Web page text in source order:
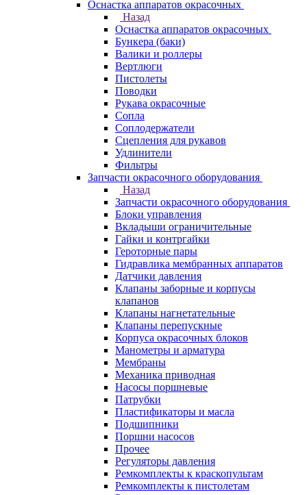
Оснастка аппаратов окрасочных
Назад
Оснастка аппаратов окрасочных
Бункера (баки)
Валики и роллеры
Вертлюги
Пистолеты
Поводки
Рукава окрасочные
Сопла
Соплодержатели
Сцепления для рукавов
Удлинители
Фильтры
Запчасти окрасочного оборудования
Назад
Запчасти окрасочного оборудования
Блоки управления
Вкладыши ограничительные
Гайки и контргайки
Героторные пары
Гидравлика мембранных аппаратов
Датчики давления
Клапаны заборные и корпусы
клапанов
Клапаны нагнетательные
Клапаны перепускные
Корпуса окрасочных блоков
Манометры и арматура
Мембраны
Механика приводная
Насосы поршневые
Патрубки
Пластификаторы и масла
Подшипники
Поршни насосов
Прочее
Регуляторы давления
Ремкомплекты к краскопультам
Ремкомплекты к пистолетам